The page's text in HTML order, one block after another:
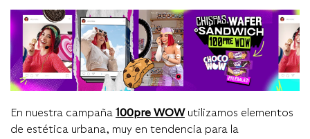
En nuestra campaña 100pre WOW utilizamos elementos
de estética urbana, muy en tendencia para la